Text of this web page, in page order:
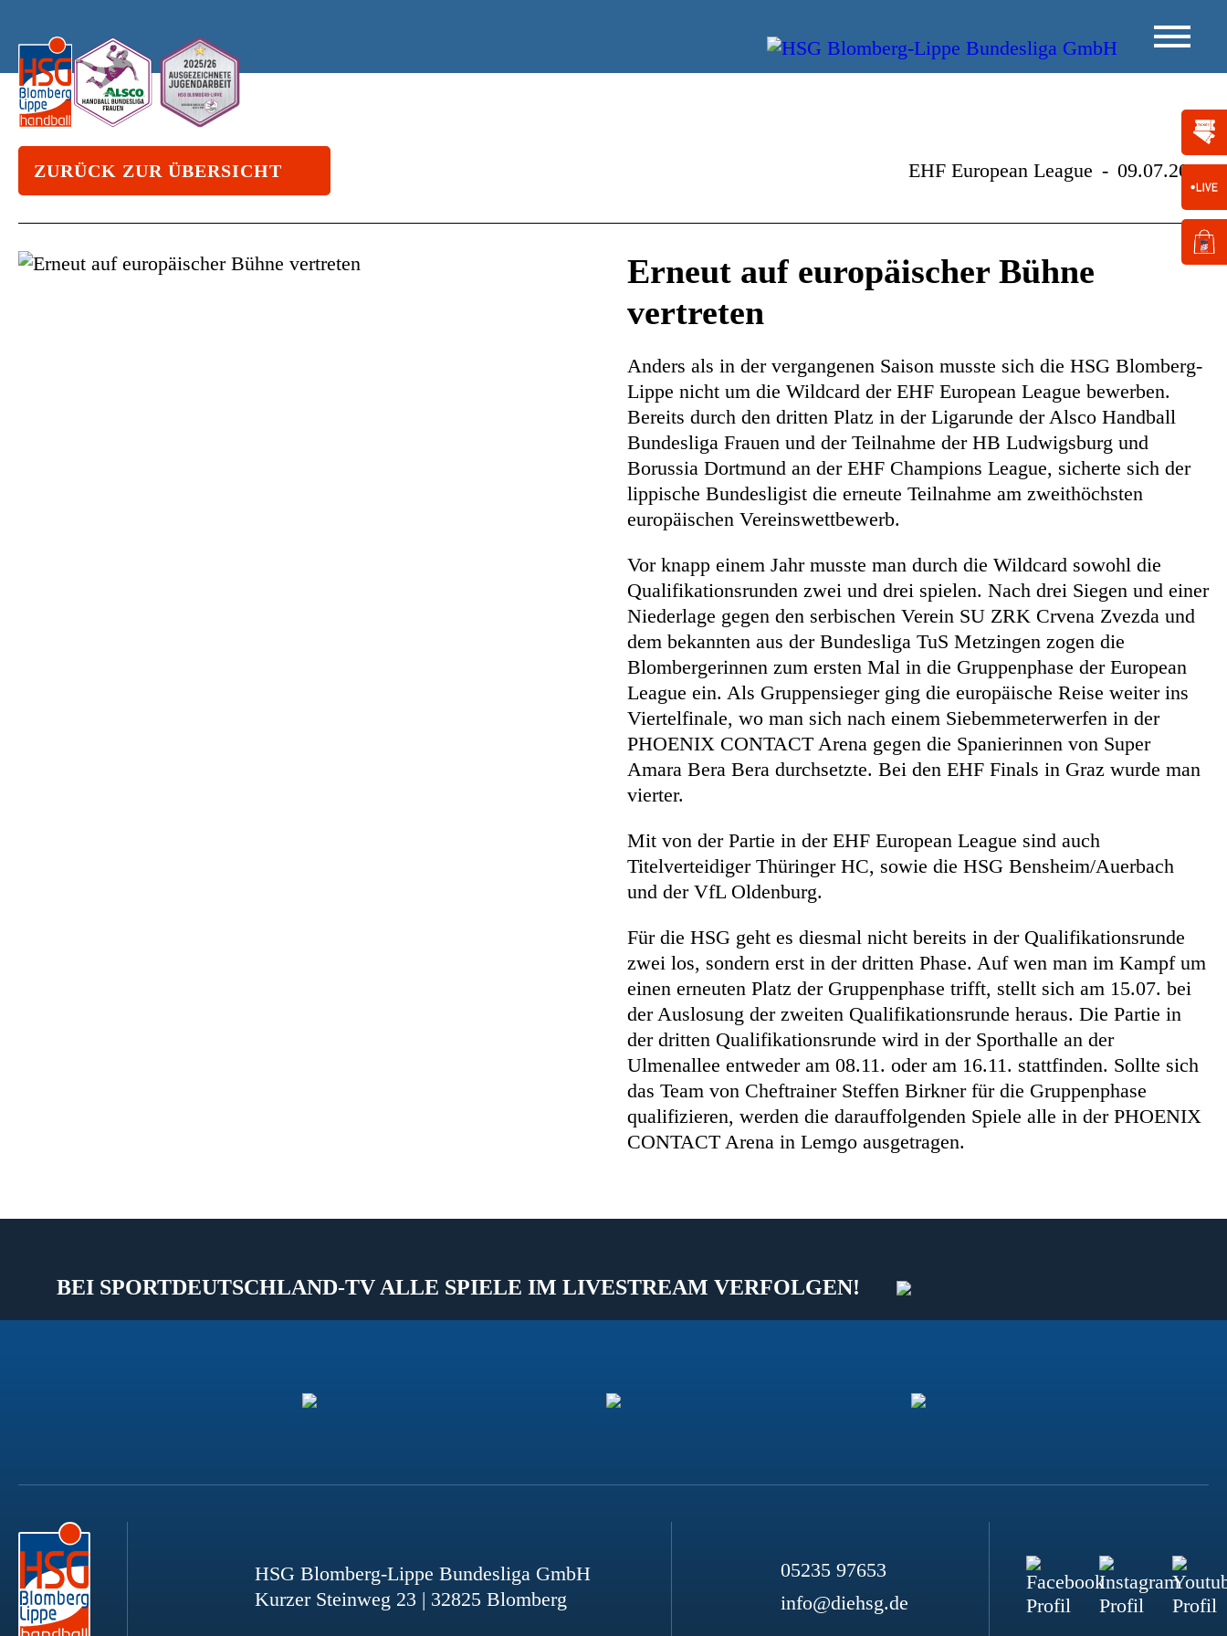
ZURÜCK ZUR ÜBERSICHT EHF European League - 09.07.2025
Erneut auf europäischer Bühne
vertreten
Anders als in der vergangenen Saison musste sich die HSG Blomberg-
Lippe nicht um die Wildcard der EHF European League bewerben.
Bereits durch den dritten Platz in der Ligarunde der Alsco Handball
Bundesliga Frauen und der Teilnahme der HB Ludwigsburg und
Borussia Dortmund an der EHF Champions League, sicherte sich der
lippische Bundesligist die erneute Teilnahme am zweithöchsten
europäischen Vereinswettbewerb.
Vor knapp einem Jahr musste man durch die Wildcard sowohl die
Qualifikationsrunden zwei und drei spielen. Nach drei Siegen und einer
Niederlage gegen den serbischen Verein SU ZRK Crvena Zvezda und
dem bekannten aus der Bundesliga TuS Metzingen zogen die
Blombergerinnen zum ersten Mal in die Gruppenphase der European
League ein. Als Gruppensieger ging die europäische Reise weiter ins
Viertelfinale, wo man sich nach einem Siebemmeterwerfen in der
PHOENIX CONTACT Arena gegen die Spanierinnen von Super
Amara Bera Bera durchsetzte. Bei den EHF Finals in Graz wurde man
vierter.
Mit von der Partie in der EHF European League sind auch
Titelverteidiger Thüringer HC, sowie die HSG Bensheim/Auerbach
und der VfL Oldenburg.
Für die HSG geht es diesmal nicht bereits in der Qualifikationsrunde
zwei los, sondern erst in der dritten Phase. Auf wen man im Kampf um
einen erneuten Platz der Gruppenphase trifft, stellt sich am 15.07. bei
der Auslosung der zweiten Qualifikationsrunde heraus. Die Partie in
der dritten Qualifikationsrunde wird in der Sporthalle an der
Ulmenallee entweder am 08.11. oder am 16.11. stattfinden. Sollte sich
das Team von Cheftrainer Steffen Birkner für die Gruppenphase
qualifizieren, werden die darauffolgenden Spiele alle in der PHOENIX
CONTACT Arena in Lemgo ausgetragen.
BEI SPORTDEUTSCHLAND-TV ALLE SPIELE IM LIVESTREAM VERFOLGEN!
HSG Blomberg-Lippe Bundesliga GmbH
Kurzer Steinweg 23 | 32825 Blomberg
05235 97653
info@diehsg.de